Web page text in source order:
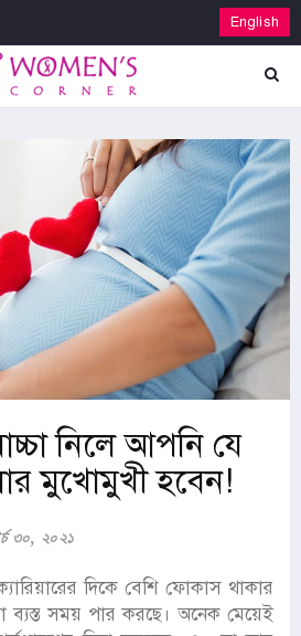
English
নিলে আপনি যে
মুখোমুখী হবেন!
৩০, ২০২১
দিকে বেশি ফোকাস থাকার
ব্যস্ত সময় পার করছে। অনেক মেয়েই